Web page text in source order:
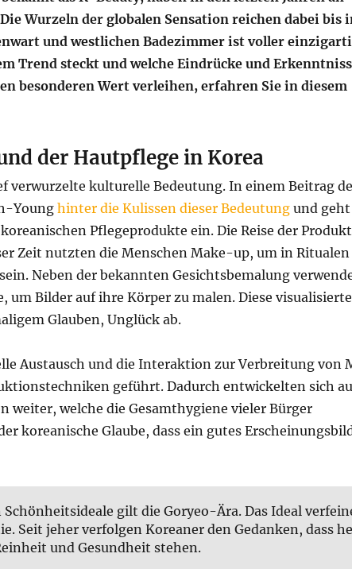
Wurzeln der globalen Sensation reichen dabei bis
und westlichen Badezimmer ist voller
Trend steckt und welche Eindrücke und
besonderen Wert verleihen, erfahren Sie in diesem
der Hautpflege in Korea
verwurzelte kulturelle Bedeutung. In einem Beitrag
Young hinter die Kulissen dieser Bedeutung und geht
Pflegeprodukte ein. Die Reise der
Zeit nutzten die Menschen Make-up, um in
Neben der bekannten Gesichtsbemalung
um Bilder auf ihre Körper zu malen. Diese
Glauben, Unglück ab.
Austausch und die Interaktion zur Verbreitung von
geführt. Dadurch entwickelten sich
welche die Gesamthygiene vieler Bürger
koreanische Glaube, dass ein gutes
gilt die Goryeo-Ära. Das Ideal
Seit jeher verfolgen Koreaner den Gedanken, dass
und Gesundheit stehen.